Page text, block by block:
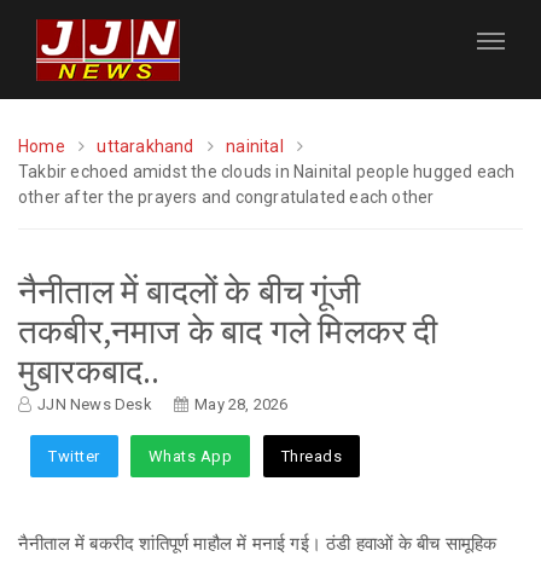
Home uttarakhand
nainital
Takbir echoed amidst the clouds in Nainital people hugged each
other after the prayers and congratulated each other
नैनीताल में बादलों के बीच गूंजी
तकबीर,नमाज के बाद गले मिलकर दी
मुबारकबाद..
JJN News Desk May 28, 2026
Twitter Whats App Threads
नैनीताल में बकरीद शांतिपूर्ण माहौल में मनाई गई। ठंडी हवाओं के बीच सामूहिक